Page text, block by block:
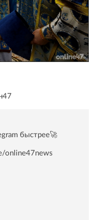
быстрее🚀
online47news